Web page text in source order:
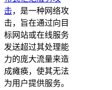
击，是一种网络攻
击，旨在通过向目
标网站或在线服务
发送超过其处理能
力的庞大流量来造
成瘫痪，使其无法
为用户提供服务。